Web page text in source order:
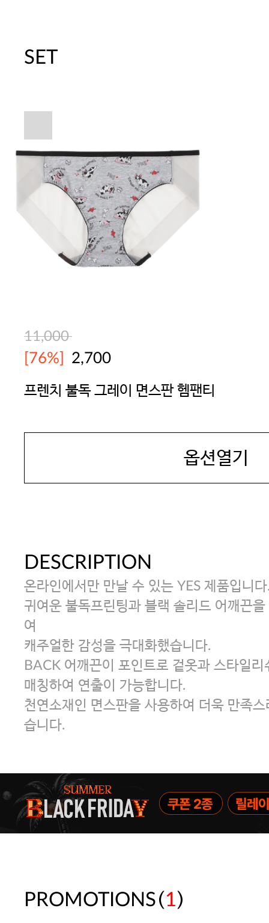
SET
11,000
[76%] 2,700
프렌치 불독 그레이 면스판 헴팬티
옵션열기
DESCRIPTION
온라인에서만 만날 수 있는 YES 제품입니다
귀여운 불독프린팅과 블랙 솔리드 어깨끈
여
캐주얼한 감성을 극대화했습니다.
BACK 어깨끈이 포인트로 겉옷과 스타일리
매칭하여 연출이 가능합니다.
천연소재인 면스판을 사용하여 더욱 만족
습니다.
PROMOTIONS(1)